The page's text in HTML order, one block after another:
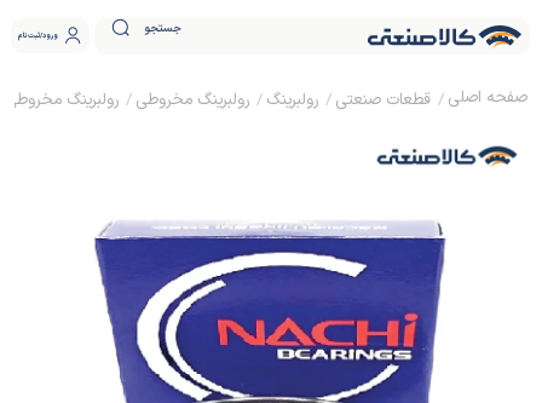
جستجو ورود ثبت نام
قطعات صنعتی رولبرینگ رولبرینگ مخروطی رولبرینگ مخروطی NACHI